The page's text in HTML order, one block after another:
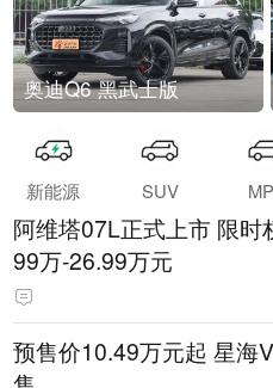
奥迪Q6 黑武士版
新能源 SUV
阿维塔07L正式上市 限时
99万-26.99万元
预售价10.49万元起 星海